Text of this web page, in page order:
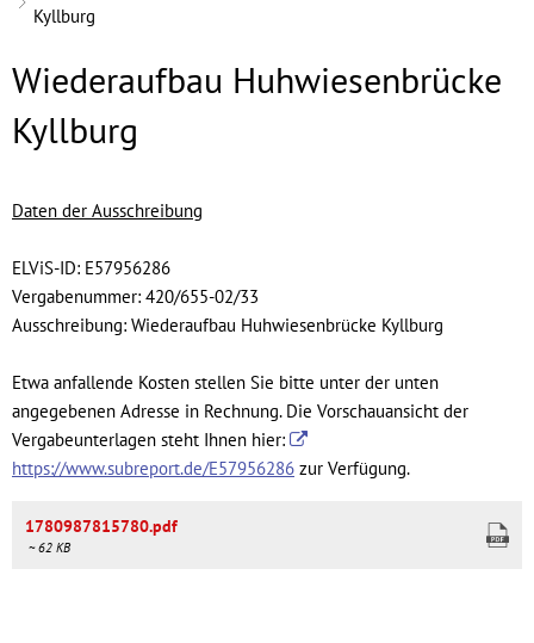
Kyllburg
Öffentliche
Ausschreibung
Huhwiesenbrücke
Kyllburg
Wiederaufbau Huhwiesenbrücke
Kyllburg
Daten der Ausschreibung
ELViS-ID: E57956286
Vergabenummer: 420/655-02/33
Ausschreibung: Wiederaufbau Huhwiesenbrücke Kyllburg
Etwa anfallende Kosten stellen Sie bitte unter der unten
angegebenen Adresse in Rechnung. Die Vorschauansicht der
Vergabeunterlagen steht Ihnen hier:
https://www.subreport.de/E57956286 zur Verfügung.
1780987815780.pdf
~ 62 KB